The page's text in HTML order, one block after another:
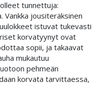
tunnettuja:
Vankka jousiteräksinen
istuvat tukevasti
korvatyynyt ovat
sopii, ja takaavat
mukautuu
pehmeän
korvata tarvittaessa,